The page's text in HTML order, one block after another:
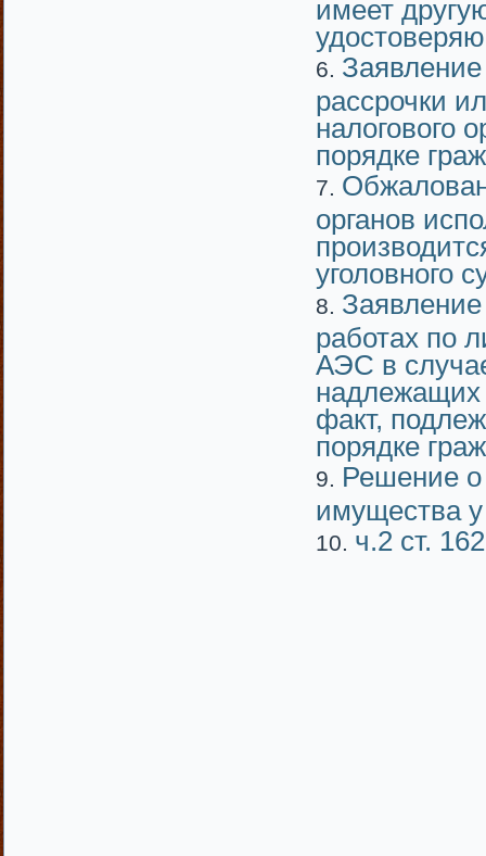
имеет
рассрочки
налогового
порядке
органов
уголовного
работах по
АЭС в
надлежащих
факт,
порядке
Решение о
имущества
ч.2 ст.